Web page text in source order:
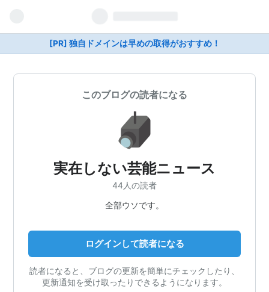
[PR] 独自ドメインは早めの取得がおすすめ！
このブログの読者になる
実在しない芸能ニュース
44人の読者
全部ウソです。
ログインして読者になる
読者になると、ブログの更新を簡単にチェックしたり、
更新通知を受け取ったりできるようになります。